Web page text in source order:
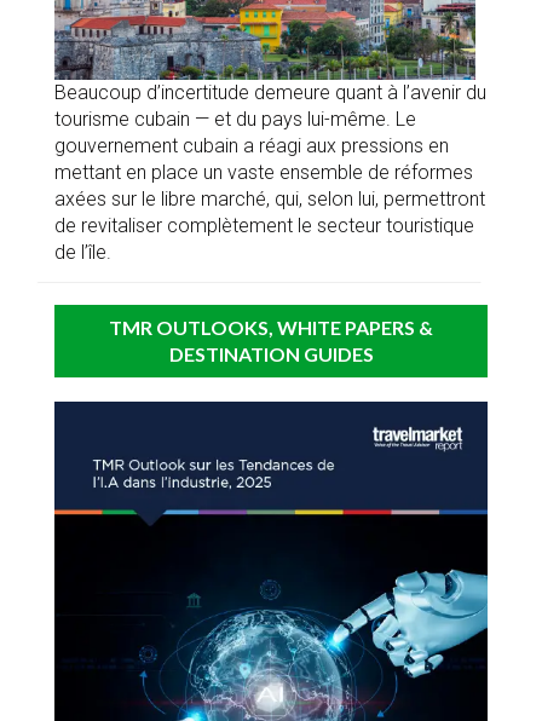
Beaucoup d’incertitude demeure quant à l’avenir du
tourisme cubain — et du pays lui-même. Le
gouvernement cubain a réagi aux pressions en
mettant en place un vaste ensemble de réformes
axées sur le libre marché, qui, selon lui, permettront
de revitaliser complètement le secteur touristique
de l’île.
TMR OUTLOOKS, WHITE PAPERS &
DESTINATION GUIDES